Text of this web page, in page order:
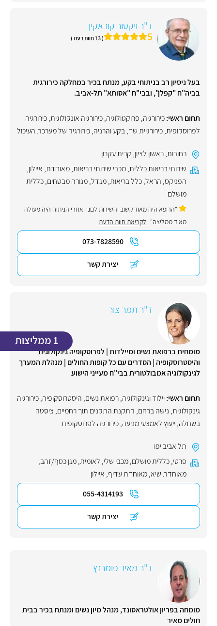
ד"ר ויקטור קוראקין
5 ( 13 חוות דעת )
בעל ניסיון רב בניתוחי בקע, מנתח בכיר במחלקה כירורגית
בביה"ח "קפלן", ובבי"ח "אסותא" תל-אביב.
תחום ראשי:כירורגיה, פרוקטולוגיה,כירורגיה אונקולוגית,כירורגיה
לפרוסקופית,כירורגיית שד,בקע והרניה,כירורגיה של מערכת העיכול
רחובות,ראשון לציון, קרית עקרון
שירותי בריאות כללית,מכבי שירותי בריאות,מאוחדת, איילון,
הפניקס, הראל,כלל בריאות,מגדל,מנורה מבטחים,כללית
מושלם
"הרופא היה מאוד קשוב והשירות לםני ואחרי הניתוח היה מעולה
מאוד ממליצה" לקריאת חוות הדעת
073-7828590
יצירת קשר
ד"ר תמר צור
מומחית ברפואת נשים ומיילדות | לפרוסקופיה גינקולוגית
והיסטרוסקופיה | הסדרים עם כל קופות החולים | מנהלת המערך
לגינקולוגיה אמבולטורית בבי"ח מעייני הישוע
תחום ראשי:יילוד וגינקולוגיה, רפואת נשים, היסטרוסקופיה,כירורגיה
גינקולוגית, נישה ברחם, התקנת התקנים תוך רחמיים, ציסטה
בשחלה,ייעוץ לאמצעי מניעה,כירורגיה לפרוסקופית
תל אביב יפו
פרטי,כללית מושלם,מכבי שלי, לאומית,מגן כסף/זהב,
מאוחדת שיא,מאוחדת עדיף, איילון
055-4314193
יצירת קשר
1 ממליצות
ד"ר מאיר פומרנץ
מומחה בפריון אולטראסונד, מנהל מיון נשים ומנתח בכיר בבית
חולים מאיר